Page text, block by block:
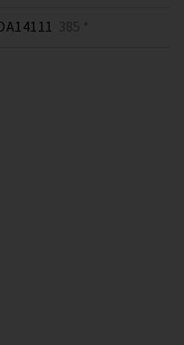
385 *